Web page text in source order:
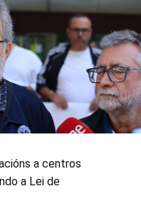
a centros
a Lei de